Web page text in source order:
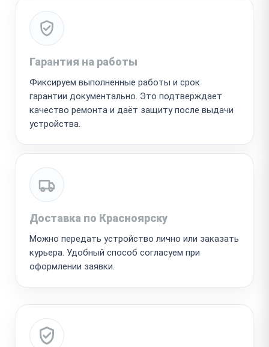
Гарантия на работы
Фиксируем выполненные работы и срок
гарантии документально. Это подтверждает
качество ремонта и даёт защиту после выдачи
устройства.
Доставка по Красноярску
Можно передать устройство лично или заказать
курьера. Удобный способ согласуем при
оформлении заявки.